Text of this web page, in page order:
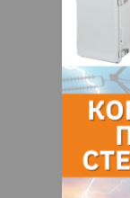
• Для
ОБЩИЕ
Внешний